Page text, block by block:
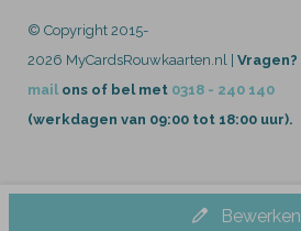
Bewerken
© Copyright 2015-
2026 MyCardsRouwkaarten.nl | Vragen?
mail ons of bel met 0318 - 240 140
(werkdagen van 09:00 tot 18:00 uur).